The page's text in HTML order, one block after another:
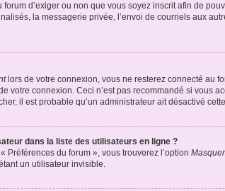
d’exiger ou non que vous soyez inscrit afin de
la messagerie privée, l’envoi de courriels aux
lors de votre connexion, vous ne resterez connecté au
votre connexion. Ceci n’est pas recommandé si vous
il est probable qu’un administrateur ait désactivé
dans la liste des utilisateurs en ligne ?
Préférences du forum », vous trouverez l’option
un utilisateur invisible.